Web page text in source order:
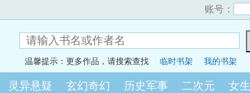
账号：
温馨提示：更多作品，请搜索查找 临时书架 我的书架
灵异悬疑 玄幻奇幻 历史军事 二次元 女